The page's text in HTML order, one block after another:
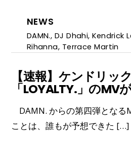
NEWS
DAMN., DJ Dhahi,Kendrick
Rihanna, Terrace Martin
【速報】ケンドリッ
「LOYALTY.」のMV
DAMN. からの第四弾となる
ことは、誰もが予想できた […]